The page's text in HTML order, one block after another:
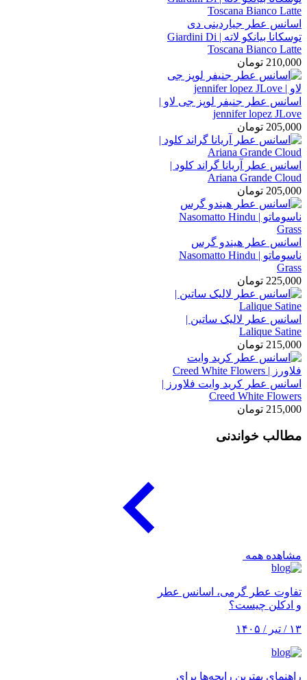
اسانس عطر جیاردینی دی
توسکانا بیانکو لاته | Giardini Di
Toscana Bianco Latte
210,000 تومان
اسانس عطر جنیفر لوپز جی لاو |
jennifer lopez JLove
205,000 تومان
اسانس عطر آریانا گراند کلود |
Ariana Grande Cloud
205,000 تومان
اسانس عطر هیندو گرس
ناسوماتو | Nasomatto Hindu
Grass
225,000 تومان
اسانس عطر لالیک ساتین |
Lalique Satine
215,000 تومان
اسانس عطر کرید وایت فلاورز |
Creed White Flowers
215,000 تومان
مطالب خواندنی
مشاهده همه
تفاوت عطر گرمی، اسانس عطر
و ادکلن چیست؟
۱۳ / تیر / ۱۴۰۵
راهنمای بهترین رایحه‌ها برای